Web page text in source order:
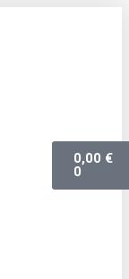
0,00 €
0